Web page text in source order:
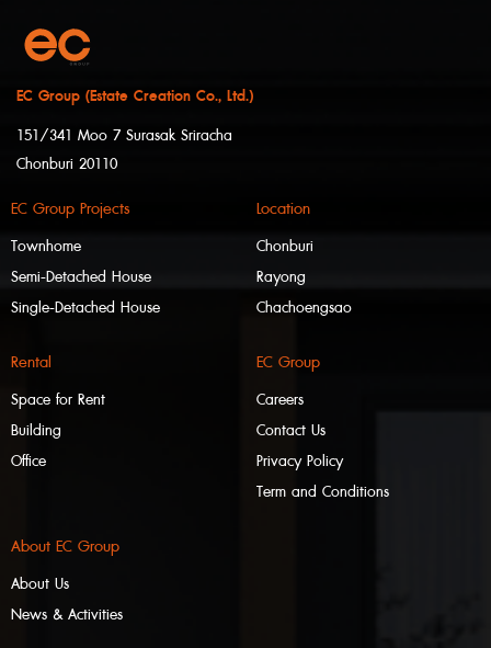
EC Group (Estate Creation Co., Ltd.)
151/341 Moo 7 Surasak Sriracha
Chonburi 20110
EC Group Projects
Townhome
Semi-Detached House
Single-Detached House
Location
Chonburi
Rayong
Chachoengsao
Rental
Space for Rent
Building
Office
EC Group
Careers
Contact Us
Privacy Policy
Term and Conditions
About EC Group
About Us
News & Activities